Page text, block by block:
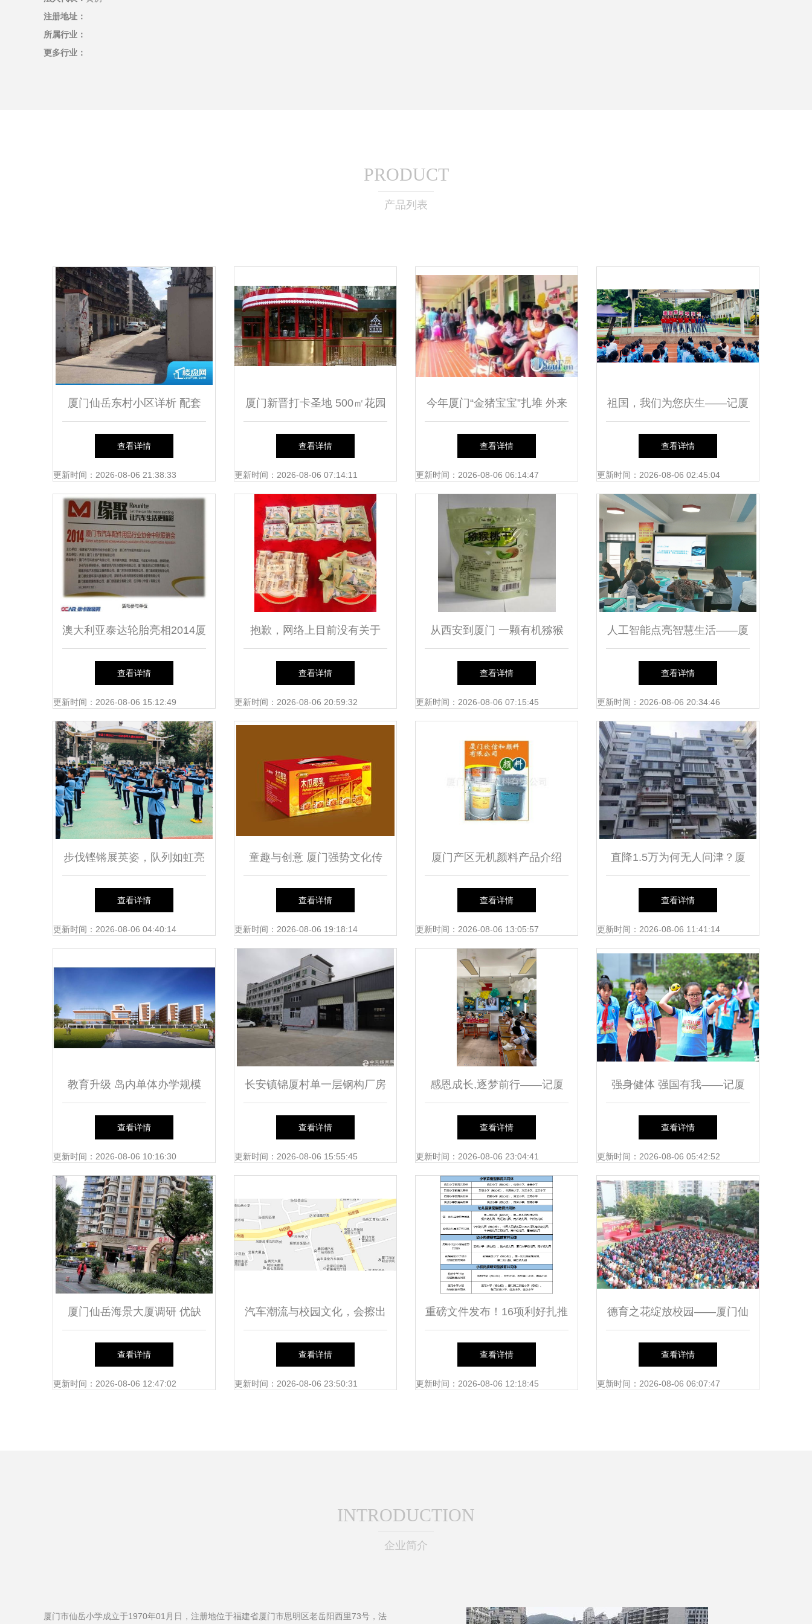
注册地址：
所属行业：
更多行业：
PRODUCT
产品列表
厦门仙岳东村小区详析 配套
成熟，刚需优选，价格平稳背
后的学区价值
查看详情
更新时间：2026-08-06 21:38:33
厦门新晋打卡圣地 500㎡花园
洋房茶饮店，楼梯上的别墅茶
饮网红店的满眼少女心
查看详情
更新时间：2026-08-06 07:14:11
今年厦门“金猪宝宝”扎堆 外来
娃入公办校变难——以仙岳小
学为例的思考
查看详情
更新时间：2026-08-06 06:14:47
祖国，我们为您庆生——记厦
门市仙岳小学2020年国庆节主
题系列活动
查看详情
更新时间：2026-08-06 02:45:04
澳大利亚泰达轮胎亮相2014厦
门汽配行业协会中秋联谊会
查看详情
更新时间：2026-08-06 15:12:49
抱歉，网络上目前没有关于
2019年全国高端食品展与175
位“金销商大奖”得主在厦门市
息。建议提供更完整的标题与
关键词，以便生成你所需的正
查看详情
更新时间：2026-08-06 20:59:32
从西安到厦门 一颗有机猕猴
桃的跨越之旅
查看详情
更新时间：2026-08-06 07:15:45
人工智能点亮智慧生活——厦
门市仙岳小学的科技探索
查看详情
更新时间：2026-08-06 20:34:46
步伐铿锵展英姿，队列如虹亮
风采——厦门市仙岳小学举办
2022-2023学年第二学期大课
间队列比赛
查看详情
更新时间：2026-08-06 04:40:14
童趣与创意 厦门强势文化传
播为仙岳小学打造的奶品饮品
包装设计回顾
查看详情
更新时间：2026-08-06 19:18:14
厦门产区无机颜料产品介绍
以信和颜料为例聚焦颜料色谱
与学院合作展望
查看详情
更新时间：2026-08-06 13:05:57
直降1.5万为何无人问津？厦
门岛内学区房单价跌破2.5万
引发的冷思考
查看详情
更新时间：2026-08-06 11:41:14
教育升级 岛内单体办学规模
最大学校明年交付使用
查看详情
更新时间：2026-08-06 10:16:30
长安镇锦厦村单一层钢构厂房
占地1080㎡的工业价值与商业
策略分析
查看详情
更新时间：2026-08-06 15:55:45
感恩成长,逐梦前行——记厦
门市仙岳小学2022年成长礼活
动
查看详情
更新时间：2026-08-06 23:04:41
强身健体 强国有我——记厦
门市仙岳小学第二十一届田径
运动会
查看详情
更新时间：2026-08-06 05:42:52
厦门仙岳海景大厦调研 优缺
点剖析与真实评价
查看详情
更新时间：2026-08-06 12:47:02
汽车潮流与校园文化，会擦出
怎样的火花？
查看详情
更新时间：2026-08-06 23:50:31
重磅文件发布！16项利好扎推
轰炸！厦门仙岳小学迎发展新
机遇
查看详情
更新时间：2026-08-06 12:18:45
德育之花绽放校园——厦门仙
岳小学德育教育主题演讲侧记
查看详情
更新时间：2026-08-06 06:07:47
INTRODUCTION
企业简介
厦门市仙岳小学成立于1970年01月日，注册地位于福建省厦门市思明区老岳阳西里73号，法